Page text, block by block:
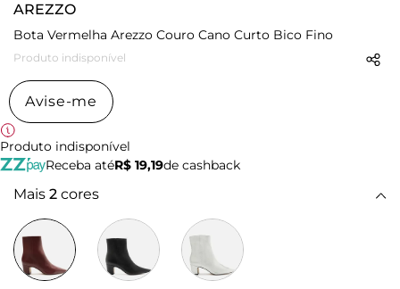
AREZZO
Bota Vermelha Arezzo Couro Cano Curto Bico Fino
Produto indisponível
Avise-me
Produto indisponível
Receba atéR$ 19,19de cashback
Mais 2 cores